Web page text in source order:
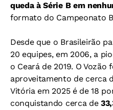
queda à Série B em
formato do Campeonato
Desde que o Brasileirão
20 equipes, em 2006, a
o Ceará de 2019. O
aproveitamento de cerca
Vitória em 2025 é de 18
conquistando cerca de